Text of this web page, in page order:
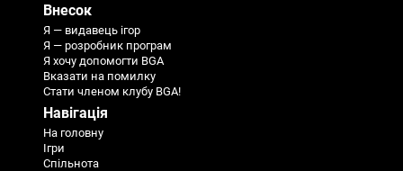
Внесок
Я — видавець ігор
Я — розробник програм
Я хочу допомогти BGA
Вказати на помилку
Стати членом клубу BGA!
Навігація
На головну
Ігри
Спільнота